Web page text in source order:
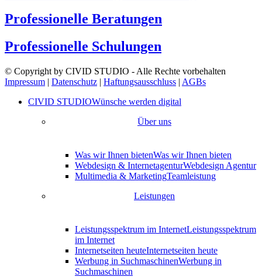
Professionelle Beratungen
Professionelle Schulungen
© Copyright by CIVID STUDIO - Alle Rechte vorbehalten
Impressum | Datenschutz | Haftungsausschluss | AGBs
CIVID STUDIOWünsche werden digital
Über uns
Was wir Ihnen bietenWas wir Ihnen bieten
Webdesign & InternetagenturWebdesign Agentur
Multimedia & MarketingTeamleistung
Leistungen
Leistungsspektrum im InternetLeistungsspektrum
im Internet
Internetseiten heuteInternetseiten heute
Werbung in SuchmaschinenWerbung in
Suchmaschinen